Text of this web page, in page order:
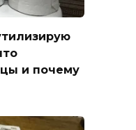
и почему